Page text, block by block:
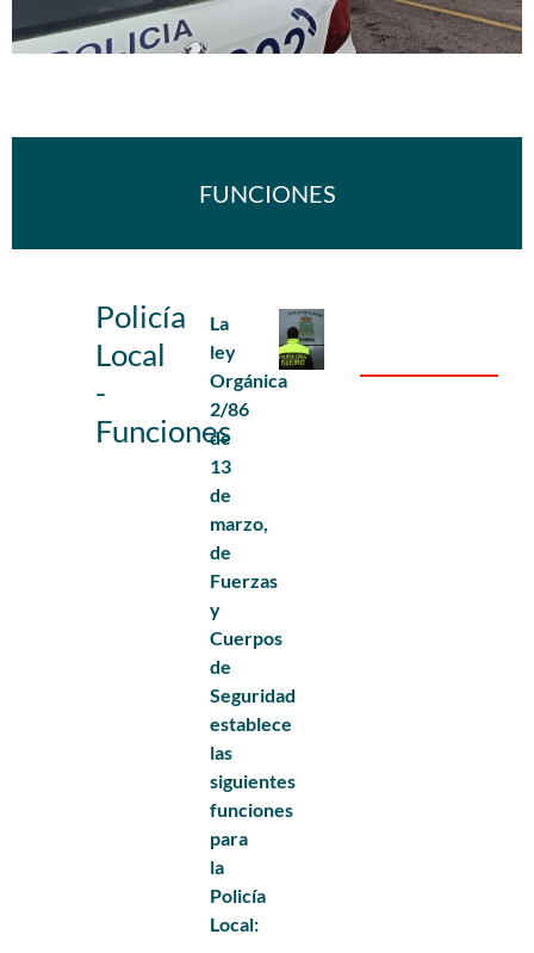
FUNCIONES
Policía
Local
-
Funciones
La
ley
Orgánica
2/86
de
13
de
marzo,
de
Fuerzas
y
Cuerpos
de
Seguridad
establece
las
siguientes
funciones
para
la
Policía
Local: